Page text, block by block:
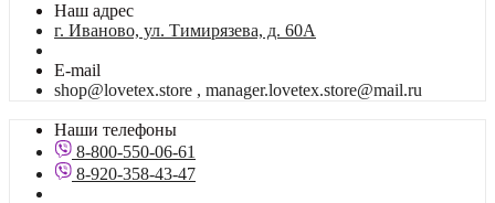
Наш адрес
г. Иваново, ул. Тимирязева, д. 60А
E-mail
shop@lovetex.store , manager.lovetex.store@mail.ru
Наши телефоны
8-800-550-06-61
8-920-358-43-47